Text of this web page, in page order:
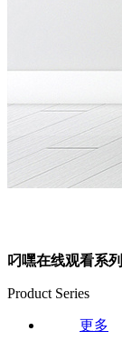
叼嘿在线观看系列
Product Series
更多